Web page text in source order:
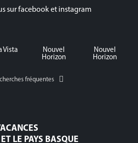
sur facebook et instagram
Vista
Nouvel
Horizon
Nouvel
Horizon
fréquentes
LE PAYS BASQUE